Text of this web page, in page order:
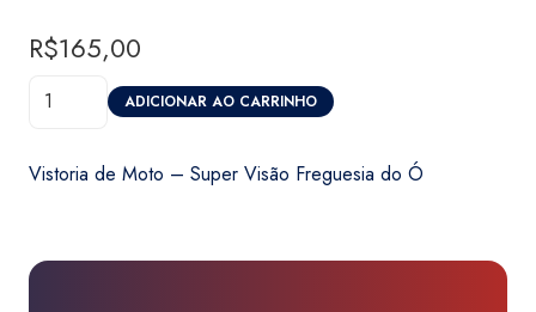
R$165,00
Vistoria
Visão
ADICIONAR AO CARRINHO
Vistoria de Moto – Super Visão Freguesia do Ó